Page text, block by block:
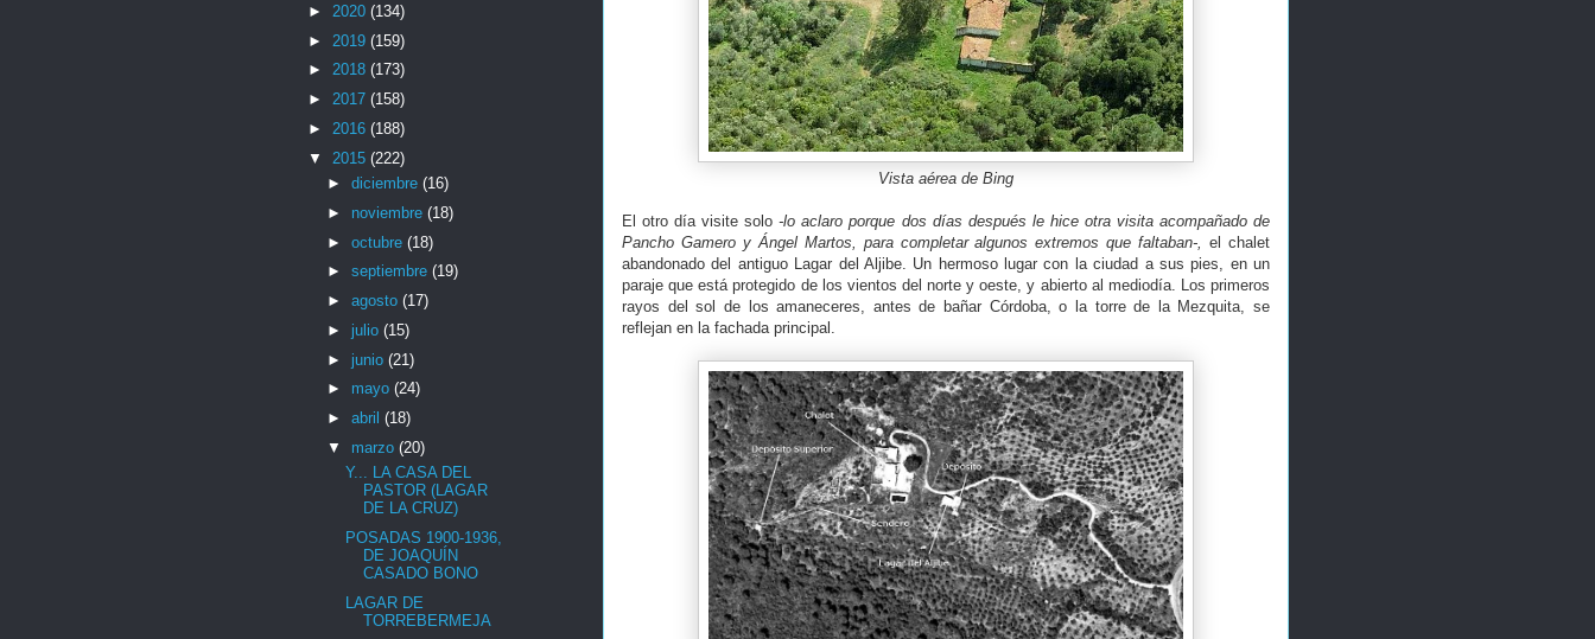
Vista aérea de Bing
El otro día visite solo-lo aclaro porque dos días después le hice otra visita acompañado de
Pancho Gamero y Ángel Martos, para completar algunos extremos que faltaban-, el chalet
abandonado del antiguo Lagar del Aljibe. Un hermoso lugar con la ciudad a sus pies, en un
paraje que está protegido de los vientos del norte y oeste, y abierto al mediodía. Los primeros
rayos del sol de los amaneceres, antes de bañar Córdoba, o la torre de la Mezquita, se
reflejan en la fachada principal.
► 2020 (134)
► 2019 (159)
► 2018 (173)
► 2017 (158)
► 2016 (188)
▼ 2015 (222)
► diciembre (16)
► noviembre (18)
► octubre (18)
► septiembre (19)
► agosto (17)
► julio (15)
► junio (21)
► mayo (24)
► abril (18)
▼ marzo (20)
Y... LA CASA DEL
PASTOR (LAGAR
DE LA CRUZ)
POSADAS 1900-1936,
DE JOAQUÍN
CASADO BONO
LAGAR DE
TORREBERMEJA